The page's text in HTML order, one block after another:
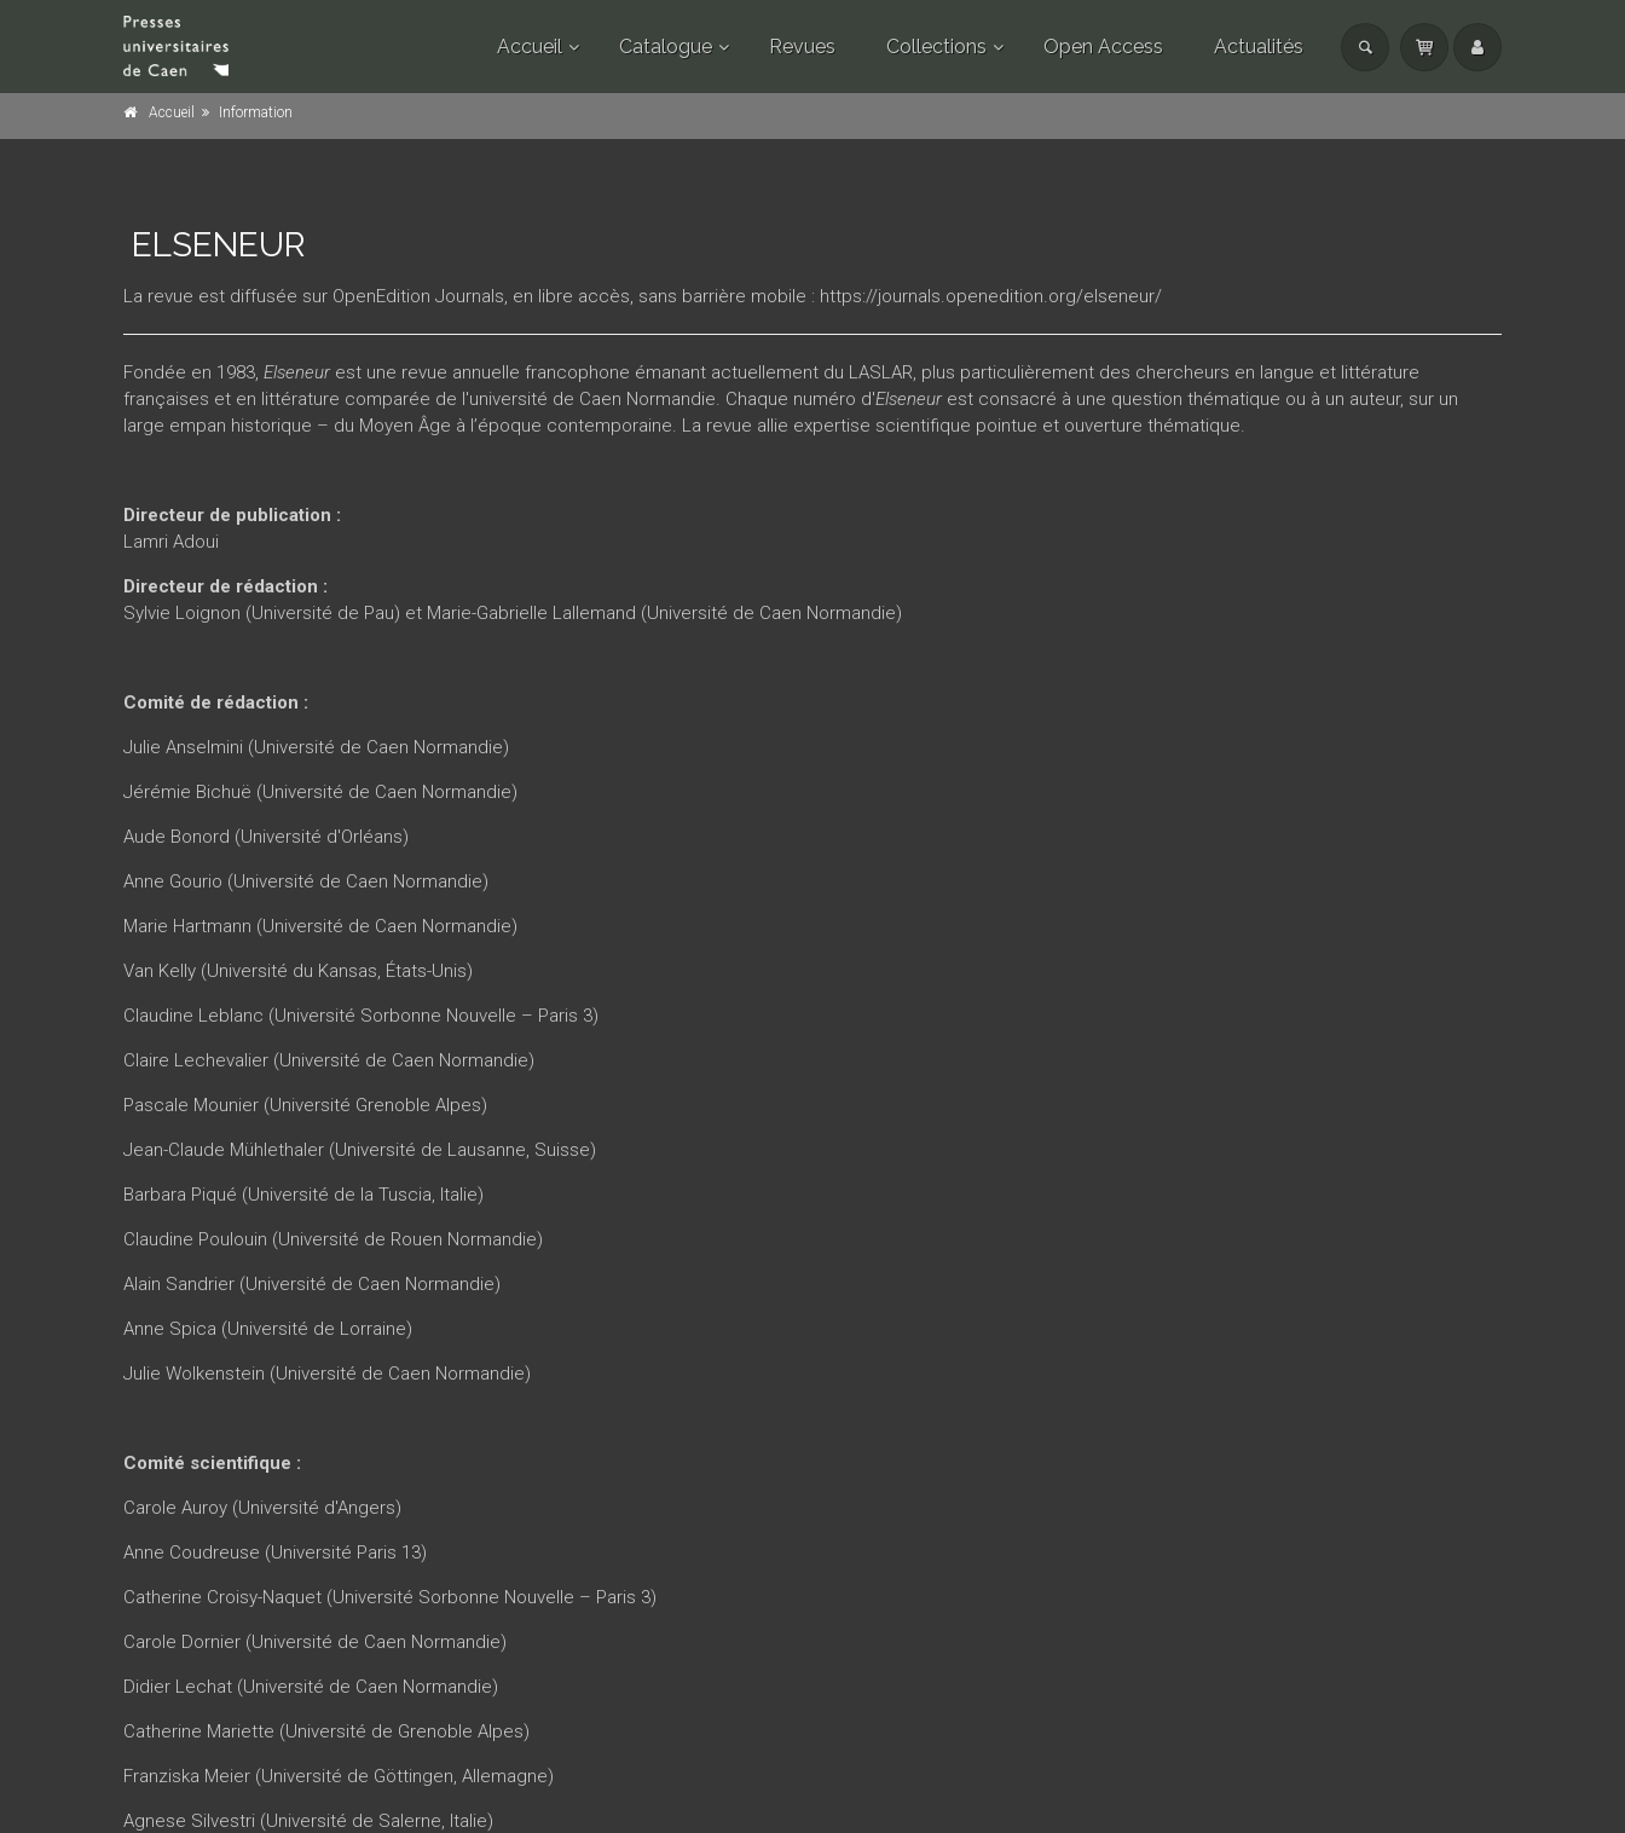
Accueil Catalogue Revues Collections Open Access Actualités
Accueil Information
ELSENEUR
La revue est diffusée sur OpenEdition Journals, en libre accès, sans barrière mobile : https://journals.openedition.org/elseneur/
Fondée en 1983, Elseneurest une revue annuelle francophone émanant actuellement du LASLAR, plus particulièrement des chercheurs en langue et littérature
françaises et en littérature comparée de l'université de Caen Normandie. Chaque numéro d'Elseneurest consacré à une question thématique ou à un auteur, sur un
large empan historique – du Moyen Âge à l’époque contemporaine. La revue allie expertise scientifique pointue et ouverture thématique.
Directeur de publication :
Lamri Adoui
Directeur de rédaction :
Sylvie Loignon (Université de Pau) et Marie-Gabrielle Lallemand (Université de Caen Normandie)
Comité de rédaction :
Julie Anselmini (Université de Caen Normandie)
Jérémie Bichuë (Université de Caen Normandie)
Aude Bonord (Université d'Orléans)
Anne Gourio (Université de Caen Normandie)
Marie Hartmann (Université de Caen Normandie)
Van Kelly (Université du Kansas, États-Unis)
Claudine Leblanc (Université Sorbonne Nouvelle – Paris 3)
Claire Lechevalier (Université de Caen Normandie)
Pascale Mounier (Université Grenoble Alpes)
Jean-Claude Mühlethaler (Université de Lausanne, Suisse)
Barbara Piqué (Université de la Tuscia, Italie)
Claudine Poulouin (Université de Rouen Normandie)
Alain Sandrier (Université de Caen Normandie)
Anne Spica (Université de Lorraine)
Julie Wolkenstein (Université de Caen Normandie)
Comité scientifique :
Carole Auroy (Université d'Angers)
Anne Coudreuse (Université Paris 13)
Catherine Croisy-Naquet (Université Sorbonne Nouvelle – Paris 3)
Carole Dornier (Université de Caen Normandie)
Didier Lechat (Université de Caen Normandie)
Catherine Mariette (Université de Grenoble Alpes)
Franziska Meier (Université de Göttingen, Allemagne)
Agnese Silvestri (Université de Salerne, Italie)